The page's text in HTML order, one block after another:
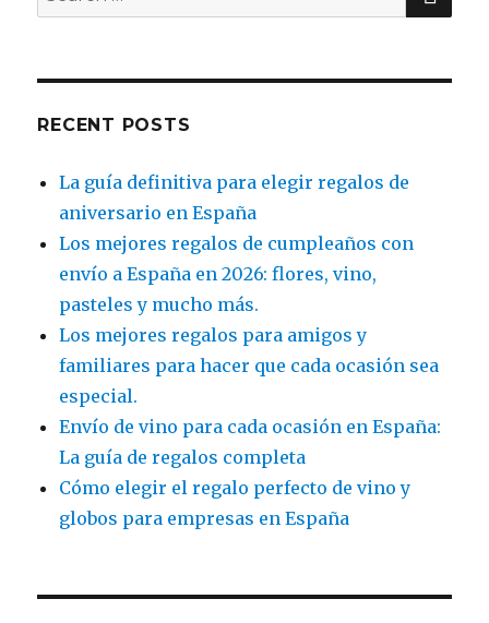
for:
RECENT POSTS
La guía definitiva para elegir regalos de
aniversario en España
Los mejores regalos de cumpleaños con
envío a España en 2026: flores, vino,
pasteles y mucho más.
Los mejores regalos para amigos y
familiares para hacer que cada ocasión sea
especial.
Envío de vino para cada ocasión en España:
La guía de regalos completa
Cómo elegir el regalo perfecto de vino y
globos para empresas en España